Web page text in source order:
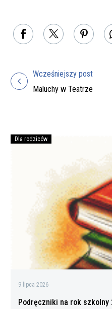
Nawigacja
Wcześniejszy post
Maluchy w Teatrze
Dla rodziców
9 lipca 2026
Podręczniki na rok